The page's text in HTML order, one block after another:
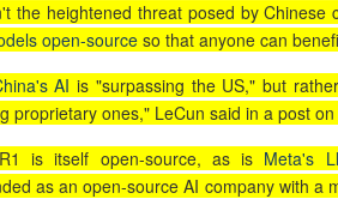
the heightened threat posed by Chinese
open-sourceso that anyone can
AI is "surpassing the US," but
proprietary ones," LeCun said in a post
is itself open-source, as is Meta's
as an open-source AI company with a